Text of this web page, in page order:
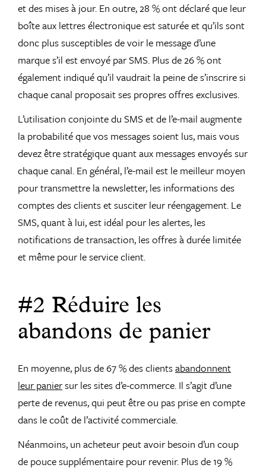
et des mises à jour. En outre, 28 % ont déclaré que leur
boîte aux lettres électronique est saturée et qu’ils sont
donc plus susceptibles de voir le message d’une
marque s’il est envoyé par SMS. Plus de 26 % ont
également indiqué qu’il vaudrait la peine de s’inscrire si
chaque canal proposait ses propres offres exclusives.
L’utilisation conjointe du SMS et de l’e-mail augmente
la probabilité que vos messages soient lus, mais vous
devez être stratégique quant aux messages envoyés sur
chaque canal. En général, l’e-mail est le meilleur moyen
pour transmettre la newsletter, les informations des
comptes des clients et susciter leur réengagement. Le
SMS, quant à lui, est idéal pour les alertes, les
notifications de transaction, les offres à durée limitée
et même pour le service client.
#2 Réduire les
abandons de panier
En moyenne, plus de 67 % des clientsabandonnent
leur paniersur les sites d’e-commerce. Il s’agit d’une
perte de revenus, qui peut être ou pas prise en compte
dans le coût de l’activité commerciale.
Néanmoins, un acheteur peut avoir besoin d’un coup
de pouce supplémentaire pour revenir. Plus de 19 %